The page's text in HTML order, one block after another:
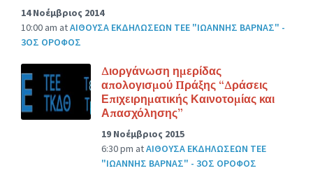
14 Νοέμβριος 2014
10:00 am atΑΙΘΟΥΣΑ ΕΚΔΗΛΩΣΕΩΝ ΤΕΕ "ΙΩΑΝΝΗΣ ΒΑΡΝΑΣ" -
3ΟΣ ΟΡΟΦΟΣ
Διοργάνωση ημερίδας
απολογισμού Πράξης “Δράσεις
Επιχειρηματικής Καινοτομίας και
Απασχόλησης”
19 Νοέμβριος 2015
6:30 pm atΑΙΘΟΥΣΑ ΕΚΔΗΛΩΣΕΩΝ ΤΕΕ
"ΙΩΑΝΝΗΣ ΒΑΡΝΑΣ" - 3ΟΣ ΟΡΟΦΟΣ